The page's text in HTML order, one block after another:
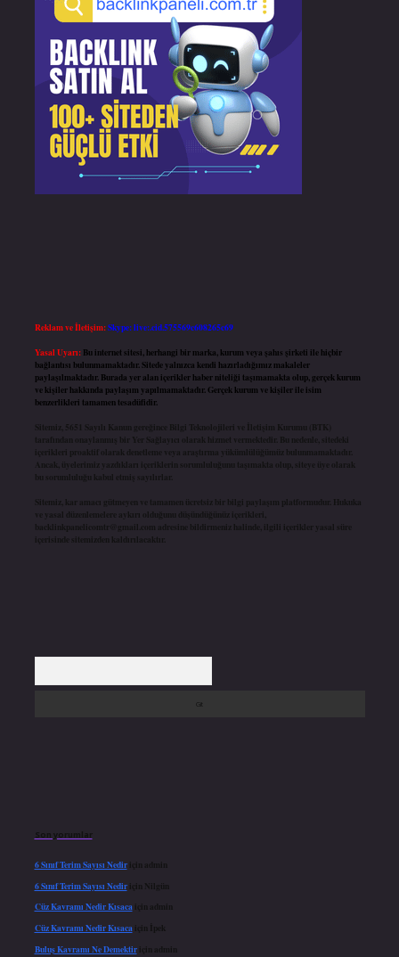
Reklam ve İletişim:Skype: live:.cid.575569c608265c69
Yasal Uyarı: Bu internet sitesi, herhangi bir marka, kurum veya şahıs şirketi ile hiçbir
bağlantısı bulunmamaktadır. Sitede yalnızca kendi hazırladığımız makaleler
paylaşılmaktadır. Burada yer alan içerikler haber niteliği taşımamakta olup, gerçek kurum
ve kişiler hakkında paylaşım yapılmamaktadır. Gerçek kurum ve kişiler ile isim
benzerlikleri tamamen tesadüfidir.
Sitemiz, 5651 Sayılı Kanun gereğince Bilgi Teknolojileri ve İletişim Kurumu (BTK)
tarafından onaylanmış bir Yer Sağlayıcı olarak hizmet vermektedir. Bu nedenle, sitedeki
içerikleri proaktif olarak denetleme veya araştırma yükümlülüğümüz bulunmamaktadır.
Ancak, üyelerimiz yazdıkları içeriklerin sorumluluğunu taşımakta olup, siteye üye olarak
bu sorumluluğu kabul etmiş sayılırlar.
Sitemiz, kar amacı gütmeyen ve tamamen ücretsiz bir bilgi paylaşım platformudur. Hukuka
ve yasal düzenlemelere aykırı olduğunu düşündüğünüz içerikleri,
backlinkpanelicomtr@gmail.com adresine bildirmeniz halinde, ilgili içerikler yasal süre
içerisinde sitemizden kaldırılacaktır.
Son yorumlar
6 Sınıf Terim Sayısı Nediriçin admin
6 Sınıf Terim Sayısı Nediriçin Nilgün
Cüz Kavramı Nedir Kısacaiçin admin
Cüz Kavramı Nedir Kısacaiçin
İpek
Buluş Kavramı Ne Demektiriçin admin